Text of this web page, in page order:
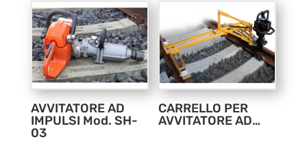
AVVITATORE AD
IMPULSI Mod. SH-
03
CARRELLO PER
AVVITATORE AD…